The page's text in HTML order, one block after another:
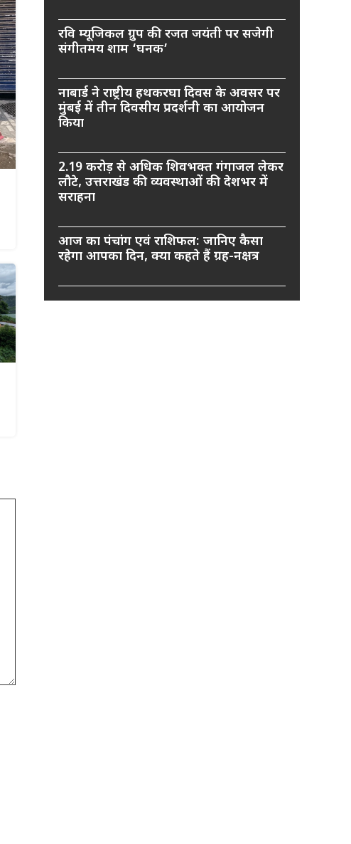
रवि म्यूजिकल ग्रुप की रजत जयंती पर सजेगी
संगीतमय शाम ‘घनक’
नाबार्ड ने राष्ट्रीय हथकरघा दिवस के अवसर पर
मुंबई में तीन दिवसीय प्रदर्शनी का आयोजन
किया
2.19 करोड़ से अधिक शिवभक्त गंगाजल लेकर
लौटे, उत्तराखंड की व्यवस्थाओं की देशभर में
सराहना
आज का पंचांग एवं राशिफल: जानिए कैसा
रहेगा आपका दिन, क्या कहते हैं ग्रह-नक्षत्र